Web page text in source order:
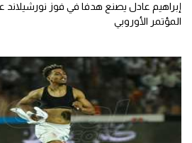
إبراهيم عادل يصنع هدفا في فوز نورشيلاند
المؤتمر الأوروبي